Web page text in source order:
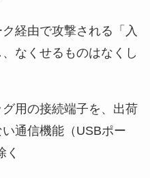
経由で攻撃される「入
なくせるものはなくし
用の接続端子を、出荷
通信機能（USBポー
く